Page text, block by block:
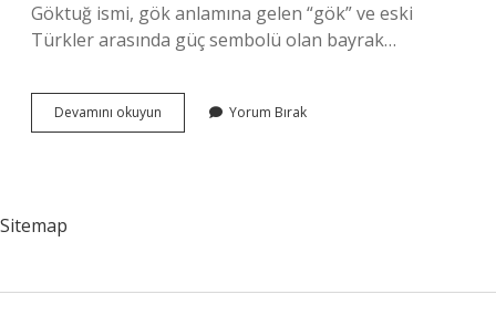
Göktuğ ismi, gök anlamına gelen “gök” ve eski
Türkler arasında güç sembolü olan bayrak…
Devamını okuyun
Ne
Yorum Bırak
Sitemap